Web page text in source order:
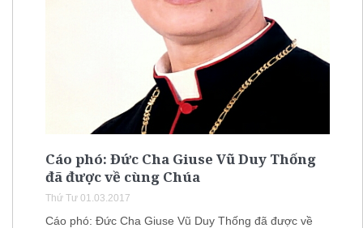
Cáo phó: Đức Cha Giuse Vũ Duy Thống
đã được về cùng Chúa
Thứ Tư 01.03.2017
Cáo phó: Đức Cha Giuse Vũ Duy Thống đã được về